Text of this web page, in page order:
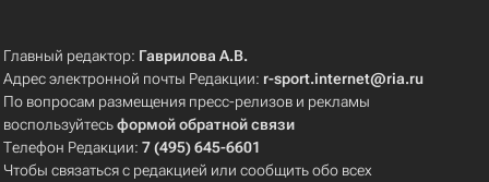
Главный редактор: Гаврилова А.В.
Адрес электронной почты Редакции: r-sport.internet@ria.ru
По вопросам размещения пресс-релизов и рекламы
воспользуйтесьформой обратной связи
Телефон Редакции:7 (495) 645-6601
Чтобы связаться с редакцией или сообщить обо всех